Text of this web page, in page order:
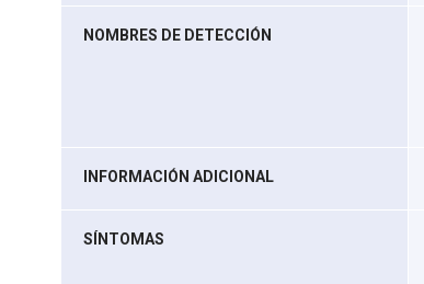
NOMBRES DE DETECCIÓN
INFORMACIÓN ADICIONAL
SÍNTOMAS